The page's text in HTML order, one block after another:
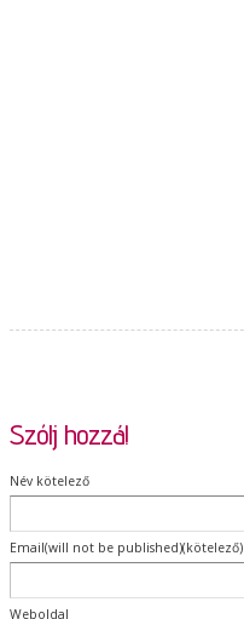
Szólj hozzá!
Név kötelező
Email(will not be published)(kötelező)
Weboldal